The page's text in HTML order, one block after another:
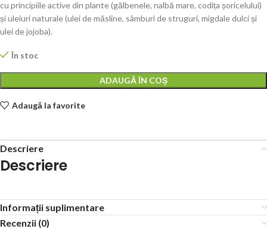
cu principiile active din plante (gălbenele, nalbă mare, codița șoricelului)
și uleiuri naturale (ulei de măsline, sâmburi de struguri, migdale dulci și
ulei de jojoba).
În stoc
ADAUGĂ ÎN COȘ
Adaugă la favorite
Descriere
Descriere
Informații suplimentare
Recenzii (0)